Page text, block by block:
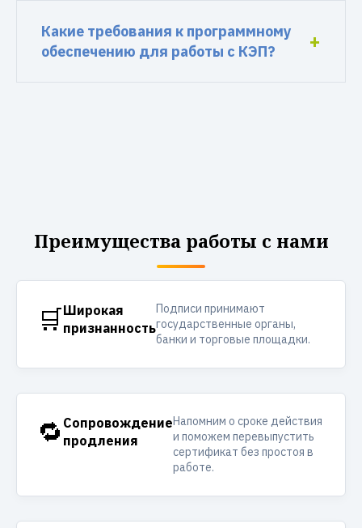
Какие требования к программному
обеспечению для работы с КЭП?
Преимущества работы с нами
🛒Широкая
признанность
Подписи принимают
государственные органы,
банки и торговые площадки.
🔁 Сопровождение
продления
Напомним о сроке действия
и поможем перевыпустить
сертификат без простоя в
работе.